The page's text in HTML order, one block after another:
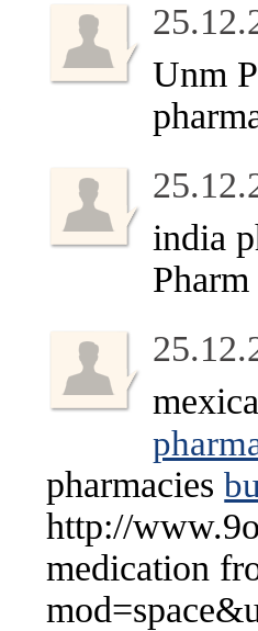
Unm
india
Pharm
pharmacies
http://
medication